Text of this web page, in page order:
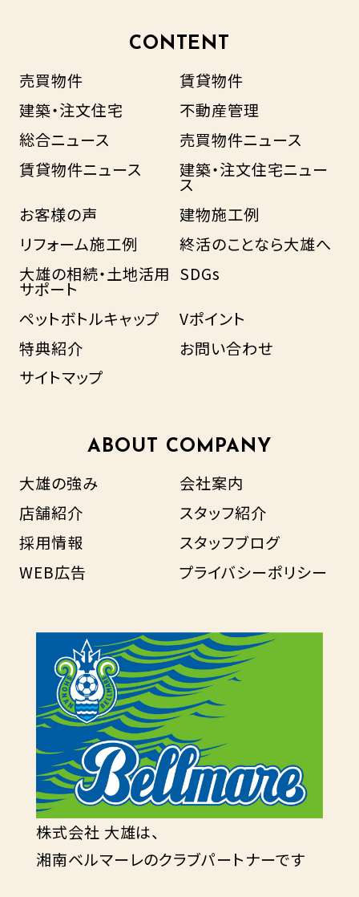
CONTENT
売買物件
賃貸物件
建築・注文住宅
不動産管理
総合ニュース
売買物件ニュース
賃貸物件ニュース
建築・注文住宅ニュー
ス
お客様の声
建物施工例
リフォーム施工例
終活のことなら大雄へ
大雄の相続・土地活用
サポート
SDGs
ペットボトルキャップ
Vポイント
特典紹介
お問い合わせ
サイトマップ
ABOUT COMPANY
大雄の強み
会社案内
店舗紹介
スタッフ紹介
採用情報
スタッフブログ
WEB広告
プライバシーポリシー
株式会社 大雄は、
湘南ベルマーレのクラブパートナーです